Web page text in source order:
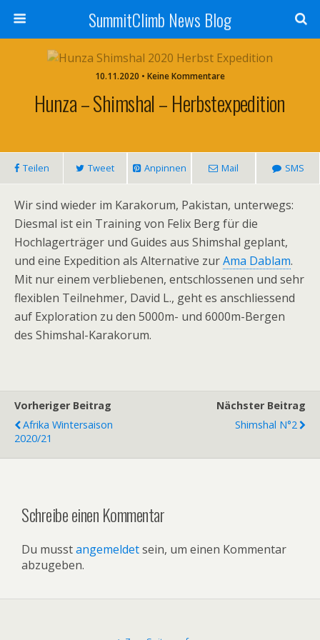
SummitClimb News Blog
10.11.2020 • Keine Kommentare
Hunza – Shimshal – Herbstexpedition
Teilen Tweet Anpinnen Mail SMS
Wir sind wieder im Karakorum, Pakistan, unterwegs:
Diesmal ist ein Training von Felix Berg für die
Hochlagerträger und Guides aus Shimshal geplant,
und eine Expedition als Alternative zurAma Dablam.
Mit nur einem verbliebenen, entschlossenen und sehr
flexiblen Teilnehmer, David L., geht es anschliessend
auf Exploration zu den 5000m- und 6000m-Bergen
des Shimshal-Karakorum.
Vorheriger Beitrag
Afrika Wintersaison
2020/21
Nächster Beitrag
Shimshal N°2
Schreibe einen Kommentar
Du musstangemeldetsein, um einen Kommentar
abzugeben.